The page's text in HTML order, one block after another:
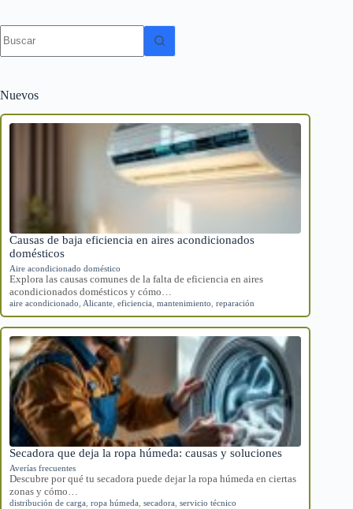
resultados
Nuevos
Causas de baja eficiencia en aires acondicionados
domésticos
Aire acondicionado doméstico
Explora las causas comunes de la falta de eficiencia en aires
acondicionados domésticos y cómo…
aire acondicionado Alicante eficiencia mantenimiento reparación
Secadora que deja la ropa húmeda: causas y soluciones
Averías frecuentes
Descubre por qué tu secadora puede dejar la ropa húmeda en ciertas
zonas y cómo…
distribución de carga ropa húmeda secadora servicio técnico